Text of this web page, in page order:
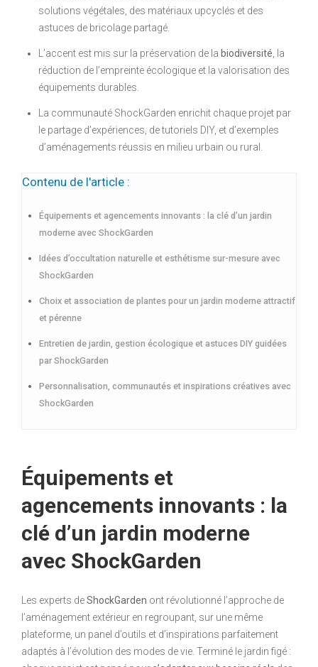
solutions végétales, des matériaux upcyclés et des
astuces de bricolage partagé.
L’accent est mis sur la préservation de la biodiversité , la
réduction de l’empreinte écologique et la valorisation des
équipements durables.
La communauté ShockGarden enrichit chaque projet par
le partage d’expériences, de tutoriels DIY, et d’exemples
d’aménagements réussis en milieu urbain ou rural.
Contenu de l'article :
Équipements et agencements innovants : la clé d’un jardin
moderne avec ShockGarden
Idées d’occultation naturelle et esthétisme sur-mesure avec
ShockGarden
Choix et association de plantes pour un jardin moderne attractif
et pérenne
Entretien de jardin, gestion écologique et astuces DIY guidées
par ShockGarden
Personnalisation, communautés et inspirations créatives avec
ShockGarden
Équipements et
agencements innovants : la
clé d’un jardin moderne
avec ShockGarden
Les experts deShockGarden ont révolutionné l’approche de
l’aménagement extérieur en regroupant, sur une même
plateforme, un panel d’outils et d’inspirations parfaitement
adaptés à l’évolution des modes de vie. Terminé le jardin figé :